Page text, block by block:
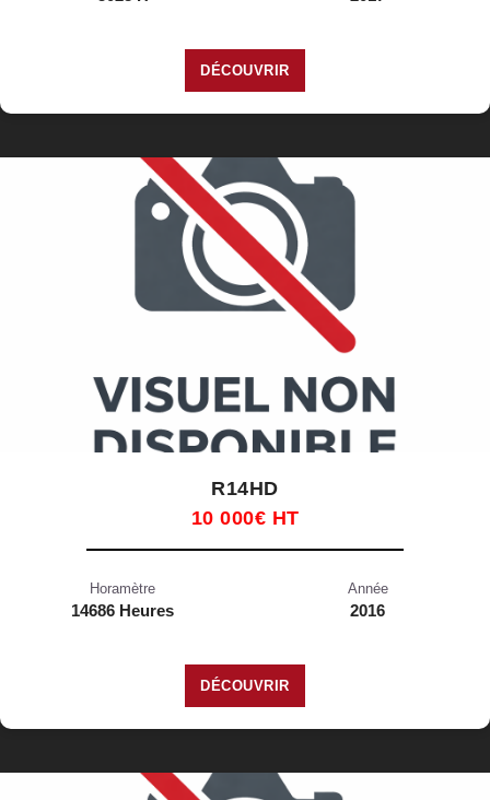
DÉCOUVRIR
R14HD
10 000€ HT
Horamètre
14686 Heures
Année
2016
DÉCOUVRIR